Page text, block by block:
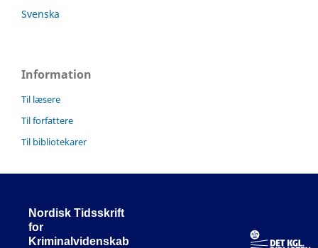
Svenska
Information
Til læsere
Til forfattere
Til bibliotekarer
Nordisk Tidsskrift
for
Kriminalvidenskab